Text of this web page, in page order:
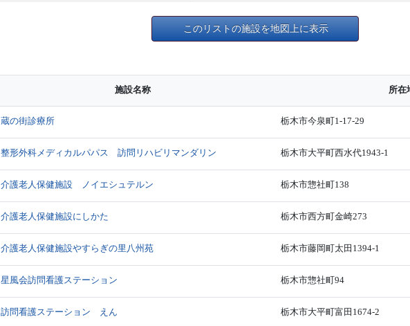
このリストの施設を地図上に表示
施設名称 所在
蔵の街診療所 栃木市今泉町1-17-29
整形外科メディカルパパス 訪問リハビリマンダリン 栃木市大平町西水代1943-1
介護老人保健施設 ノイエシュテルン 栃木市惣社町138
介護老人保健施設にしかた 栃木市西方町金崎273
介護老人保健施設やすらぎの里八州苑 栃木市藤岡町太田1394-1
星風会訪問看護ステーション 栃木市惣社町94
訪問看護ステーション えん 栃木市大平町富田1674-2